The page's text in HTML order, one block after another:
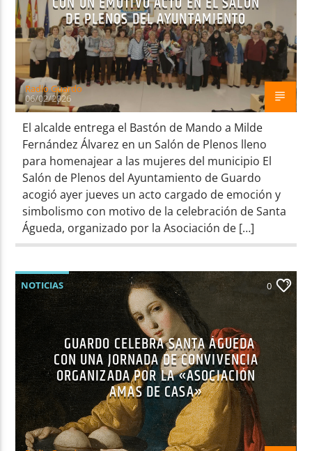
Radio AMGu
DE PLENOS DEL AYUNTAMIENTO
Radio Guardo
06/02/2026
El alcalde entrega el Bastón de Mando a Milde
Fernández Álvarez en un Salón de Plenos lleno
para homenajear a las mujeres del municipio El
Salón de Plenos del Ayuntamiento de Guardo
acogió ayer jueves un acto cargado de emoción y
simbolismo con motivo de la celebración de Santa
Águeda, organizado por la Asociación de […]
NOTICIAS 0
GUARDO CELEBRA SANTA ÁGUEDA
CON UNA JORNADA DE CONVIVENCIA
ORGANIZADA POR LA «ASOCIACIÓN
AMAS DE CASA»